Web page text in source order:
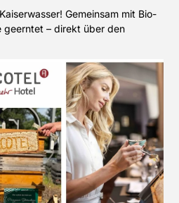
Gemeinsam mit Bio-
geerntet – direkt über den